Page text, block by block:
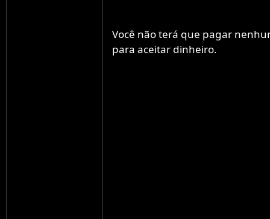
Você não terá que pagar
para aceitar dinheiro.